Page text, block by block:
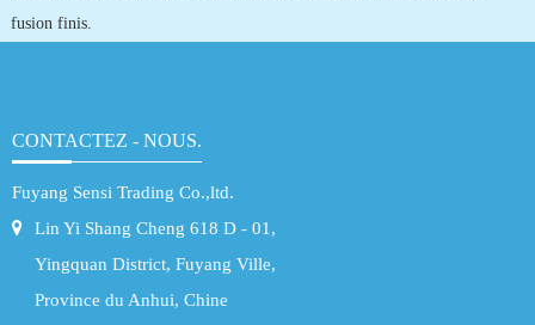
fusion finis.
CONTACTEZ - NOUS.
Fuyang Sensi Trading Co.,ltd.
Lin Yi Shang Cheng 618 D - 01,
Yingquan District, Fuyang Ville,
Province du Anhui, Chine